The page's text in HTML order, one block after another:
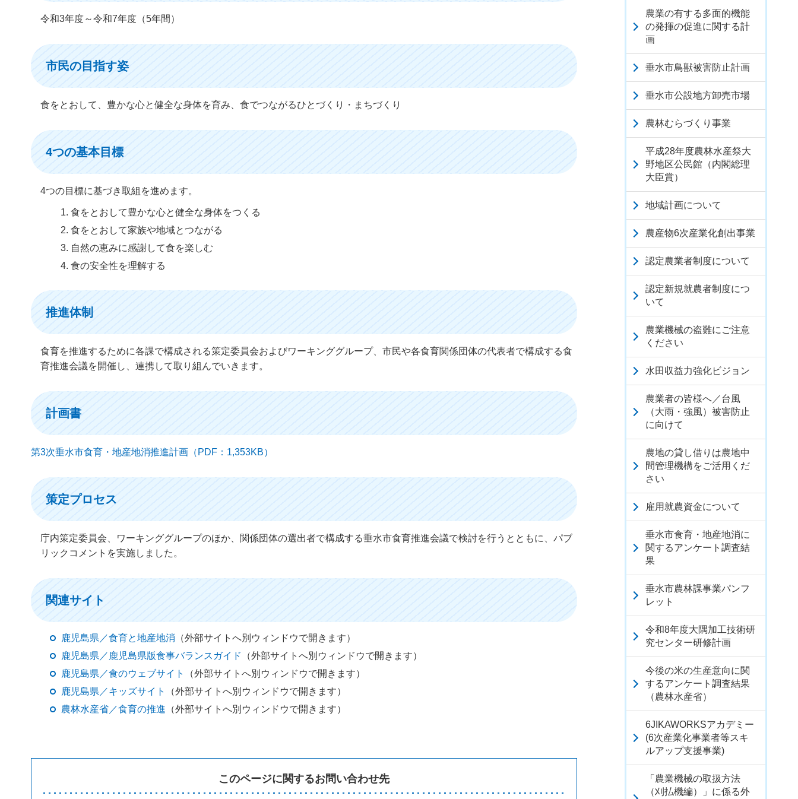
令和3年度～令和7年度（5年間）
市民の目指す姿
食をとおして、豊かな心と健全な身体を育み、食でつながるひとづくり・まちづくり
4つの基本目標
4つの目標に基づき取組を進めます。
食をとおして豊かな心と健全な身体をつくる
食をとおして家族や地域とつながる
自然の恵みに感謝して食を楽しむ
食の安全性を理解する
推進体制
食育を推進するために各課で構成される策定委員会およびワーキンググループ、市民や各食育関係団体の代表者で構成する食
育推進会議を開催し、連携して取り組んでいきます。
計画書
第3次垂水市食育・地産地消推進計画（PDF：1,353KB）
策定プロセス
庁内策定委員会、ワーキンググループのほか、関係団体の選出者で構成する垂水市食育推進会議で検討を行うとともに、パブ
リックコメントを実施しました。
関連サイト
鹿児島県／食育と地産地消 （外部サイトへ別ウィンドウで開きます）
鹿児島県／鹿児島県版食事バランスガイド
（外部サイトへ別ウィンドウで開きます）
鹿児島県／食のウェブサイト
（外部サイトへ別ウィンドウで開きます）
鹿児島県／キッズサイト
（外部サイトへ別ウィンドウで開きます）
農林水産省／食育の推進 （外部サイトへ別ウィンドウで開きます）
このページに関するお問い合わせ先
農業の有する多面的機能
の発揮の促進に関する計
画
垂水市鳥獣被害防止計画
垂水市公設地方卸売市場
農林むらづくり事業
平成28年度農林水産祭大
野地区公民館（内閣総理
大臣賞）
地域計画について
農産物6次産業化創出事業
認定農業者制度について
認定新規就農者制度につ
いて
農業機械の盗難にご注意
ください
水田収益力強化ビジョン
農業者の皆様へ／台風
（大雨・強風）被害防止
に向けて
農地の貸し借りは農地中
間管理機構をご活用くだ
さい
雇用就農資金について
垂水市食育・地産地消に
関するアンケート調査結
果
垂水市農林課事業パンフ
レット
令和8年度大隅加工技術研
究センター研修計画
今後の米の生産意向に関
するアンケート調査結果
（農林水産省）
6JIKAWORKSアカデミー
(6次産業化事業者等スキ
ルアップ支援事業)
「農業機械の取扱方法
（刈払機編）」に係る外